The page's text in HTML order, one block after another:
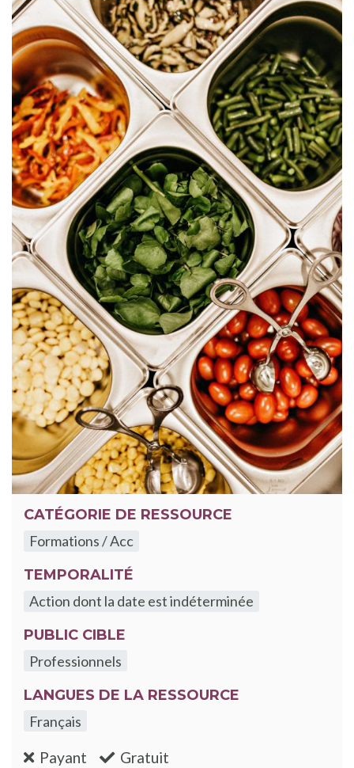
CATÉGORIE DE RESSOURCE
Formations / Acc
TEMPORALITÉ
Action dont la date est indéterminée
PUBLIC CIBLE
Professionnels
LANGUES DE LA RESSOURCE
Français
Payant :non Gratuit